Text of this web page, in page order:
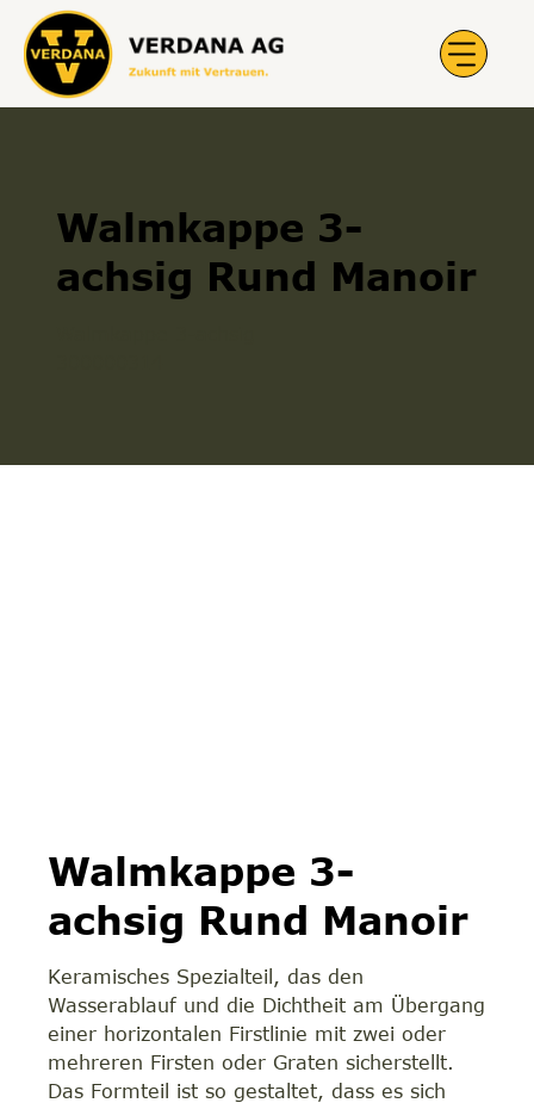
Walmkappe 3-
achsig Rund Manoir
Walmkappe 3-
achsig Rund Manoir
Keramisches Spezialteil, das den
Wasserablauf und die Dichtheit am Übergang
einer horizontalen Firstlinie mit zwei oder
mehreren Firsten oder Graten sicherstellt.
Das Formteil ist so gestaltet, dass es sich